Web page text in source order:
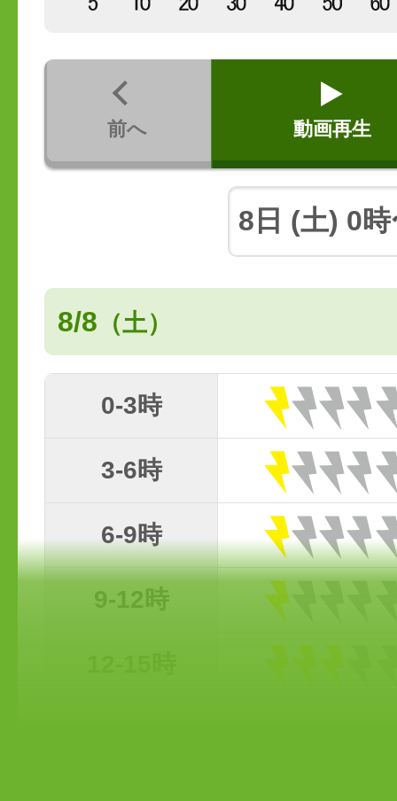
前へ 動画再生
8/8 （土）
0-3時
3-6時
6-9時
9-12時